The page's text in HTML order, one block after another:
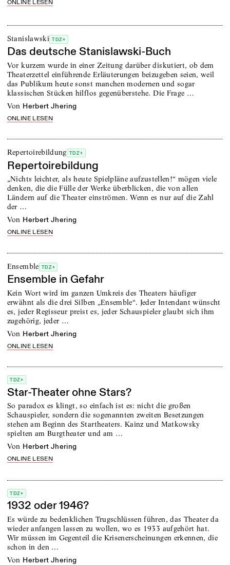
ONLINE LESEN
Stanislawski TDZ+
Das deutsche Stanislawski-Buch
Vor kurzem wurde in einer Zeitung darüber diskutiert, ob dem
Theaterzettel einführende Erläuterungen beizugeben seien, weil
das Publikum heute sonst manchen modernen und sogar
klassischen Stücken hilflos gegenüberstehe. Die Frage …
von Herbert Jhering
ONLINE LESEN
Repertoirebildung TDZ+
Repertoirebildung
„Nichts leichter, als heute Spielpläne aufzustellen!“ mögen viele
denken, die die Fülle der Werke überblicken, die von allen
Ländern auf die Theater einströmen. Wenn es nur auf die Zahl
der …
von Herbert Jhering
ONLINE LESEN
Ensemble TDZ+
Ensemble in Gefahr
Kein Wort wird im ganzen Umkreis des Theaters häufiger
erwähnt als die drei Silben „Ensemble“. Jeder Intendant wünscht
es, jeder Regisseur preist es, jeder Schauspieler glaubt sich ihm
zugehörig, jeder …
von Herbert Jhering
ONLINE LESEN
TDZ+
Star-Theater ohne Stars?
So paradox es klingt, so einfach ist es: nicht die großen
Schauspieler, sondern die sogenannten zweiten Besetzungen
stehen am Beginn des Startheaters. Kainz und Matkowsky
spielten am Burgtheater und am …
von Herbert Jhering
ONLINE LESEN
TDZ+
1932 oder 1946?
Es würde zu bedenklichen Trugschlüssen führen, das Theater da
wieder anfangen lassen zu wollen, wo es 1933 aufgehört hat.
Wir müssen im Gegenteil die Krisenerscheinungen erkennen, die
schon in den …
von Herbert Jhering